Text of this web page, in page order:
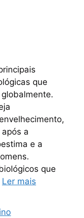
que
a
e a
que
Ler mais